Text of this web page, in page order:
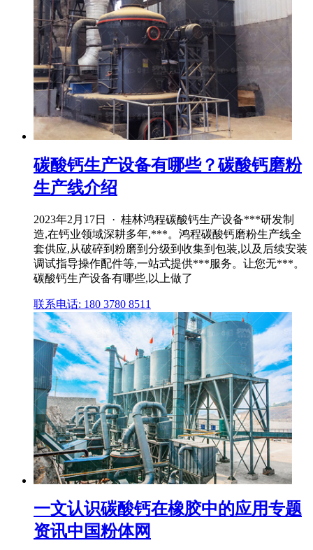
碳酸钙生产设备有哪些？碳酸钙磨粉
生产线介绍
2023年2月17日 · 桂林鸿程碳酸钙生产设备***研发制
造,在钙业领域深耕多年,***。鸿程碳酸钙磨粉生产线全
套供应,从破碎到粉磨到分级到收集到包装,以及后续安装
调试指导操作配件等,一站式提供***服务。让您无***。
碳酸钙生产设备有哪些,以上做了
联系电话: 180 3780 8511
一文认识碳酸钙在橡胶中的应用专题
资讯中国粉体网